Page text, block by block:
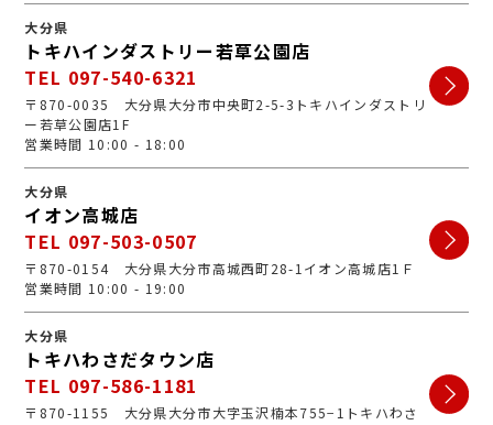
大分県
トキハインダストリー若草公園店
TEL 097-540-6321
〒870-0035 大分県大分市中央町2-5-3トキハインダストリ
ー若草公園店1F
営業時間 10:00 - 18:00
大分県
イオン高城店
TEL 097-503-0507
〒870-0154 大分県大分市高城西町28-1イオン高城店1Ｆ
営業時間 10:00 - 19:00
大分県
トキハわさだタウン店
TEL 097-586-1181
〒870-1155 大分県大分市大字玉沢楠本755−1トキハわさ